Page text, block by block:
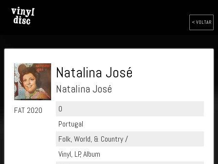
< VOLTAR
FAT 2020
Natalina José
Natalina José
0
Portugal
Folk, World, & Country /
Vinyl, LP, Album